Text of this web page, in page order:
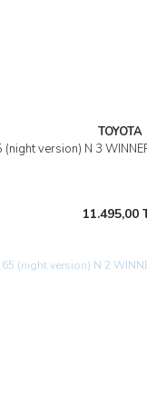
TOYOTA
(night version) N 3
11.495,00